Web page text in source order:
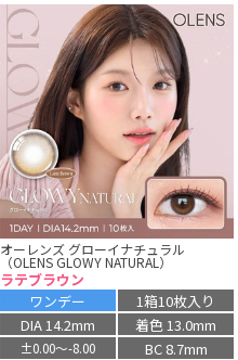
オーレンズ グローイナチュラル
（OLENS GLOWY NATURAL）
ラテブラウン
ワンデー
1箱10枚入り
DIA 14.2mm
着色 13.0mm
±0.00〜-8.00
BC 8.7mm